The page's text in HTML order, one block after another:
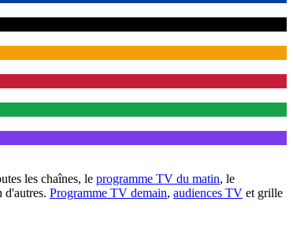
les chaînes, le programme TV du matin, le
Programme TV demain, audiences TV et grille